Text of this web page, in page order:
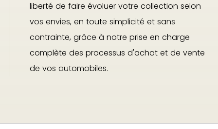
liberté de faire évoluer votre collection selon
vos envies, en toute simplicité et sans
contrainte, grâce à notre prise en charge
complète des processus d'achat et de vente
de vos automobiles.